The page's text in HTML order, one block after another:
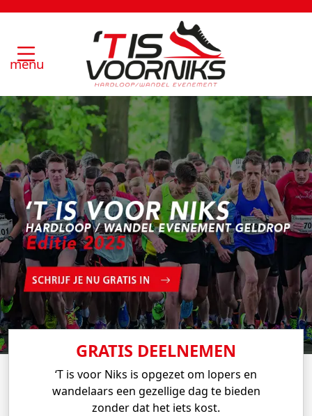
GRATIS DEELNEMEN
‘T is voor Niks is opgezet om lopers en
wandelaars een gezellige dag te bieden
zonder dat het iets kost.